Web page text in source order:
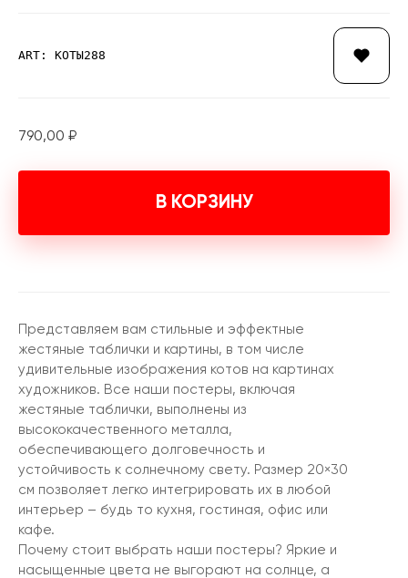
ART: КОТЫ288
790,00 ₽
В КОРЗИНУ
Представляем вам стильные и эффектные
жестяные таблички и картины, в том числе
удивительные изображения котов на картинах
художников. Все наши постеры, включая
жестяные таблички, выполнены из
высококачественного металла,
обеспечивающего долговечность и
устойчивость к солнечному свету. Размер 20×30
см позволяет легко интегрировать их в любой
интерьер – будь то кухня, гостиная, офис или
кафе.
Почему стоит выбрать наши постеры? Яркие и
насыщенные цвета не выгорают на солнце, а